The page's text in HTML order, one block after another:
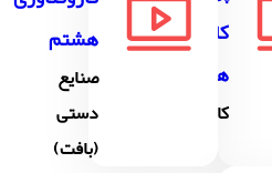
کاروفناوری
هشتم
کار با فلز
هشتم
صنایع
دستى
(بافت)